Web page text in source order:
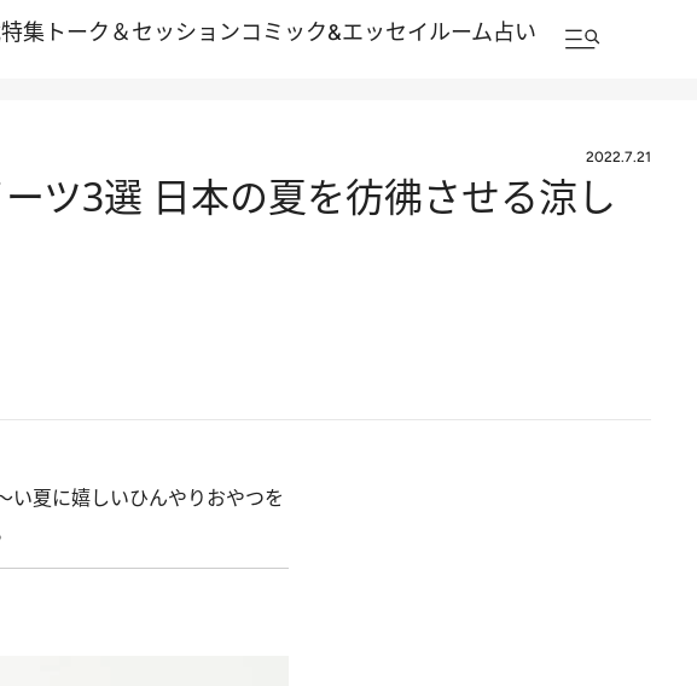
特集 トーク＆セッションコミック&エッセイルーム占い
2022.7.21
ツ3選 日本の夏を彷彿させる涼し
夏に嬉しいひんやりおやつを